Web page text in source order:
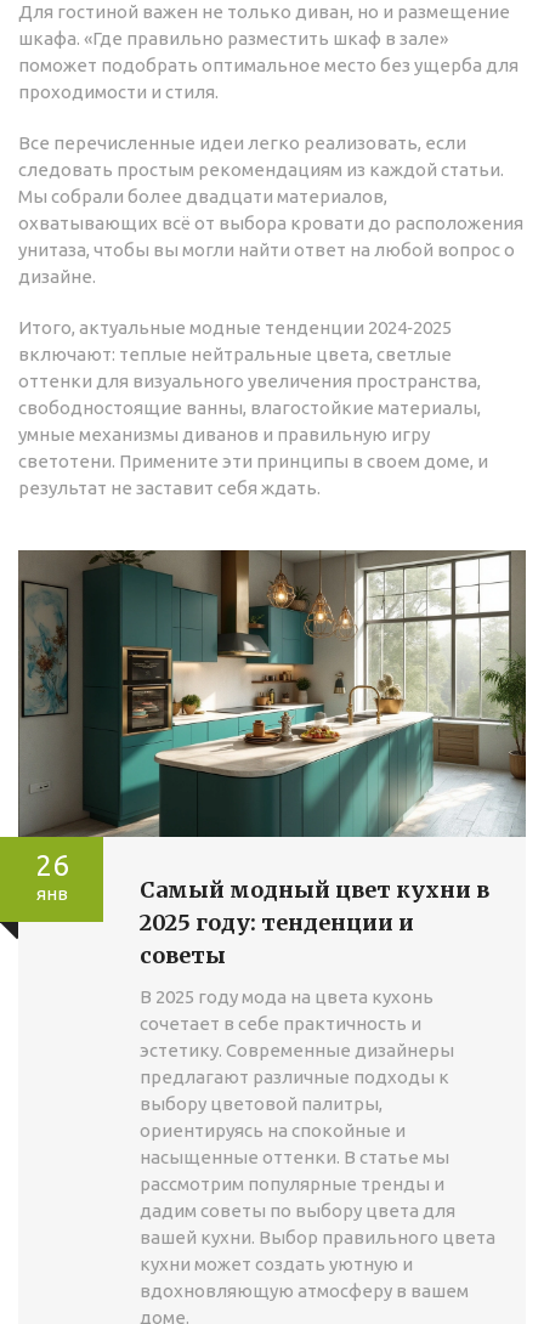
Для гостиной важен не только диван, но и размещение
шкафа. «Где правильно разместить шкаф в зале»
поможет подобрать оптимальное место без ущерба для
проходимости и стиля.
Все перечисленные идеи легко реализовать, если
следовать простым рекомендациям из каждой статьи.
Мы собрали более двадцати материалов,
охватывающих всё от выбора кровати до расположения
унитаза, чтобы вы могли найти ответ на любой вопрос о
дизайне.
Итого, актуальные модные тенденции 2024‑2025
включают: теплые нейтральные цвета, светлые
оттенки для визуального увеличения пространства,
свободностоящие ванны, влагостойкие материалы,
умные механизмы диванов и правильную игру
светотени. Примените эти принципы в своем доме, и
результат не заставит себя ждать.
26
янв
Самый модный цвет кухни в
2025 году: тенденции и
советы
В 2025 году мода на цвета кухонь
сочетает в себе практичность и
эстетику. Современные дизайнеры
предлагают различные подходы к
выбору цветовой палитры,
ориентируясь на спокойные и
насыщенные оттенки. В статье мы
рассмотрим популярные тренды и
дадим советы по выбору цвета для
вашей кухни. Выбор правильного цвета
кухни может создать уютную и
вдохновляющую атмосферу в вашем
доме.